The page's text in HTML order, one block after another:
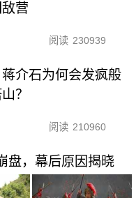
营
阅读 230939
介石为何会发疯般
？
阅读 210960
盘，幕后原因揭晓